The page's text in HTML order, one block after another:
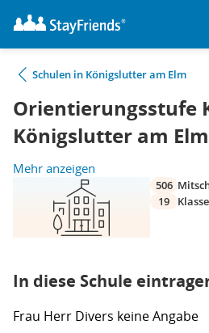
Schulen in Königslutter am Elm
Orientierungsstufe
Königslutter am Elm
Mehr anzeigen
506
19
In diese Schule
Frau Herr Divers keine Angabe